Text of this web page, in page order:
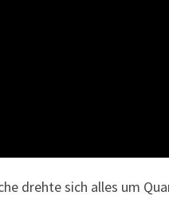
drehte sich alles um